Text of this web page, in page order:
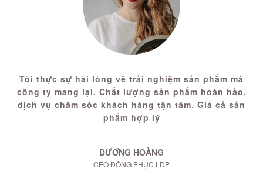
Tôi thực sự hài lòng về trải nghiệm sản phẩm mà
công ty mang lại. Chất lượng sản phẩm hoàn hảo,
dịch vụ chăm sóc khách hàng tận tâm. Giá cả sản
phẩm hợp lý
DƯƠNG HOÀNG
CEO ĐỒNG PHỤC LDP